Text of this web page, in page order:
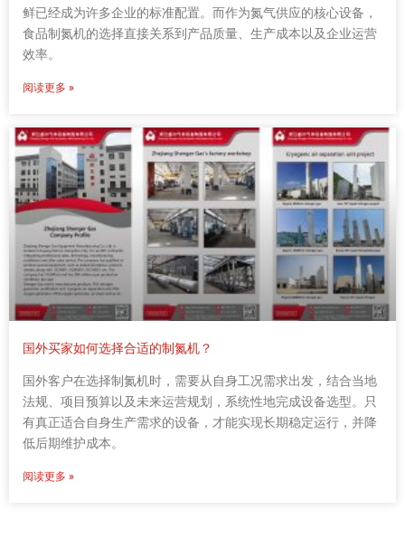
鲜已经成为许多企业的标准配置。而作为氮气供应的核心设备，
食品制氮机的选择直接关系到产品质量、生产成本以及企业运营
效率。
阅读更多 »
国外买家如何选择合适的制氮机？
国外客户在选择制氮机时，需要从自身工况需求出发，结合当地
法规、项目预算以及未来运营规划，系统性地完成设备选型。只
有真正适合自身生产需求的设备，才能实现长期稳定运行，并降
低后期维护成本。
阅读更多 »